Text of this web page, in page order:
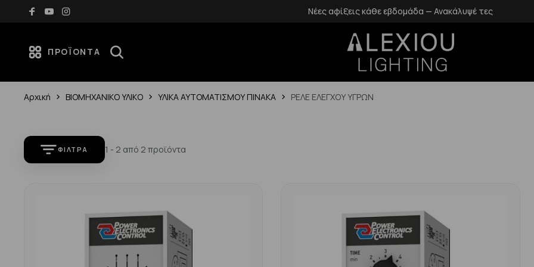
Δωρεάν μεταφορικά για αγορές άνω των 70€ Νέες αφίξεις κάθε εβδομάδα — Ανακάλυψέ τες
ΠΡΟΪΌΝΤΑ
Αρχική ΒΙΟΜΗΧΑΝΙΚΟ ΥΛΙΚΟ ΥΛΙΚΑ ΑΥΤΟΜΑΤΙΣΜΟΥ ΠΙΝΑΚΑ ΡΕΛΕ ΕΛΕΓΧΟΥ ΥΓΡΩΝ
ΦΊΛΤΡΑ 1 - 2 από 2 προϊόντα